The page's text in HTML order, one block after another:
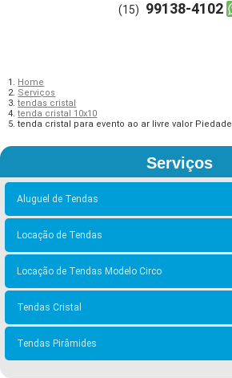
(15) 99138-4102
Home
Serviços
tendas cristal
tenda cristal 10x10
tenda cristal para evento ao ar livre valor Piedade
Serviços
Aluguel de Tendas
Locação de Tendas
Locação de Tendas Modelo Circo
Tendas Cristal
Tendas Pirâmides